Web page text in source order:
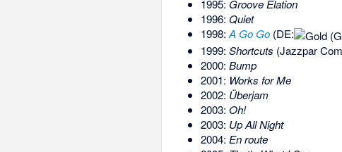
1995: Groove Elation
1996: Quiet
1998:A Go Go(DE:
1999: Shortcuts (Jazzpar
2000: Bump
2001: Works for Me
2002: Überjam
2003: Oh!
2003: Up All Night
2004: En route